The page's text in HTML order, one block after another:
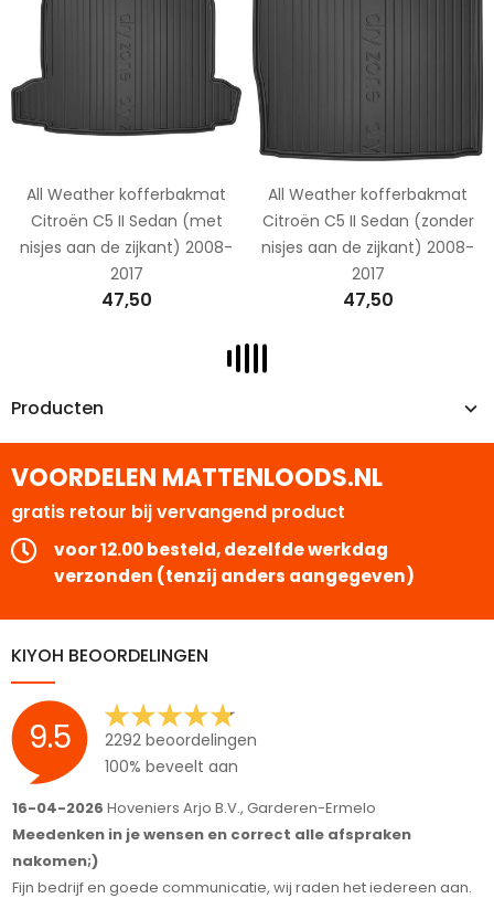
Producten
All Weather kofferbakmat
Citroën C5 II Sedan (met
nisjes aan de zijkant) 2008-
2017
47,50
All Weather kofferbakmat
Citroën C5 II Sedan (zonder
nisjes aan de zijkant) 2008-
2017
47,50
VOORDELEN MATTENLOODS.NL
gratis retour bij vervangend product
voor 12.00 besteld, dezelfde werkdag
verzonden (tenzij anders aangegeven)
KIYOH BEOORDELINGEN
9.5
2292 beoordelingen
100% beveelt aan
16-04-2026 Hoveniers Arjo B.V., Garderen-Ermelo
Meedenken in je wensen en correct alle afspraken
nakomen;)
Fijn bedrijf en goede communicatie, wij raden het iedereen aan.